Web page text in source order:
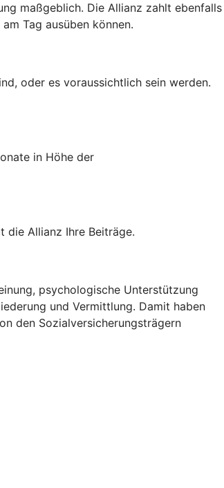
maßgeblich. Die Allianz zahlt ebenfalls
Tag ausüben können.
oder es voraussichtlich sein werden.
in Höhe der
die Allianz Ihre Beiträge.
psychologische Unterstützung
und Vermittlung. Damit haben
den Sozialversicherungsträgern